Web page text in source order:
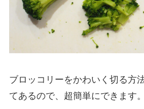
ブロッコリーをかわいく切る方
てあるので、超簡単にできます。